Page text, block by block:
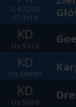
R 67292
F7/D18
KD
Os 5312
KD
Os 66890
KD
Os 5688